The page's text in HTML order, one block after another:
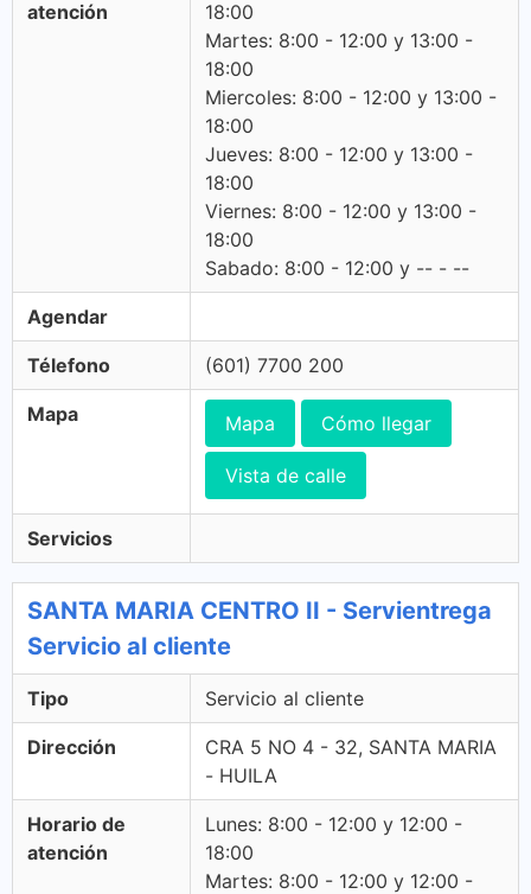
atención
18:00
Martes: 8:00 - 12:00 y 13:00 -
18:00
Miercoles: 8:00 - 12:00 y 13:00 -
18:00
Jueves: 8:00 - 12:00 y 13:00 -
18:00
Viernes: 8:00 - 12:00 y 13:00 -
18:00
Sabado: 8:00 - 12:00 y -- - --
Agendar
Télefono (601) 7700 200
Mapa Mapa Cómo llegar
Vista de calle
Servicios
SANTA MARIA CENTRO II - Servientrega
Servicio al cliente
Tipo Servicio al cliente
Dirección
CRA 5 NO 4 - 32, SANTA MARIA
- HUILA
Horario de
atención
Lunes: 8:00 - 12:00 y 12:00 -
18:00
Martes: 8:00 - 12:00 y 12:00 -